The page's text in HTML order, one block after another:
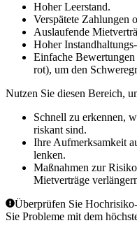
Hoher Leerstand.
Verspätete Zahlungen
Auslaufende
Hoher
Einfache
rot), um den
Nutzen Sie diesen Bereich,
Schnell zu erkennen,
riskant sind.
Ihre Aufmerksamkeit
lenken.
Maßnahmen zur
Mietverträge
Überprüfen Sie
Sie Probleme mit dem